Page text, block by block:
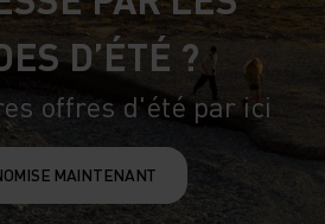
D’ÉTÉ ?
offres d'été par ici
MAINTENANT